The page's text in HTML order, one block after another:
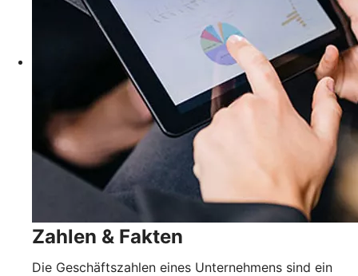
Zahlen & Fakten
Die Geschäftszahlen eines Unternehmens sind ein